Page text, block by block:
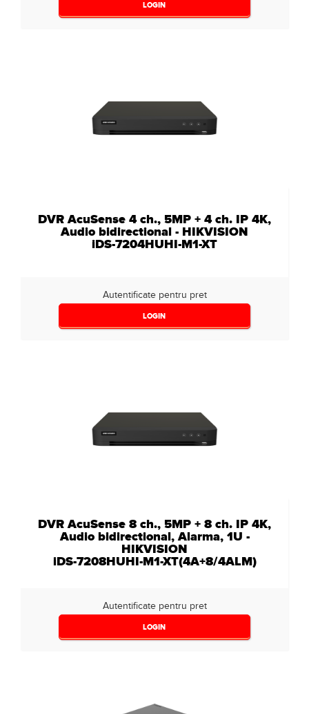
LOGIN
DVR AcuSense 4 ch., 5MP + 4 ch. IP 4K,
Audio bidirectional - HIKVISION
iDS-7204HUHI-M1-XT
Autentificate pentru pret
LOGIN
DVR AcuSense 8 ch., 5MP + 8 ch. IP 4K,
Audio bidirectional, Alarma, 1U -
HIKVISION
iDS-7208HUHI-M1-XT(4A+8/4ALM)
Autentificate pentru pret
LOGIN